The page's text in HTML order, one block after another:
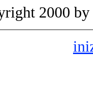
2000 by